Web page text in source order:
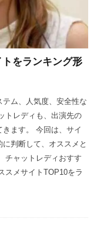
をランキング形
ム、人気度、安全性な
トレディも、出演先の
ます。 今回は、サイ
判断して、オススメと
チャットレディおすす
スメサイトTOP10をラ